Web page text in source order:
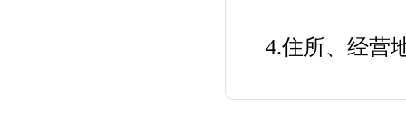
4.住所、经营